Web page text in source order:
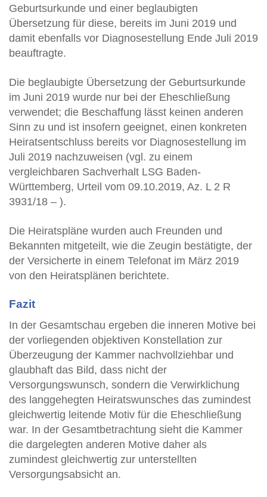
Geburtsurkunde und einer beglaubigten
Übersetzung für diese, bereits im Juni 2019 und
damit ebenfalls vor Diagnosestellung Ende Juli 2019
beauftragte.
Die beglaubigte Übersetzung der Geburtsurkunde
im Juni 2019 wurde nur bei der Eheschließung
verwendet; die Beschaffung lässt keinen anderen
Sinn zu und ist insofern geeignet, einen konkreten
Heiratsentschluss bereits vor Diagnosestellung im
Juli 2019 nachzuweisen (vgl. zu einem
vergleichbaren Sachverhalt LSG Baden-
Württemberg, Urteil vom 09.10.2019, Az. L 2 R
3931/18 – ).
Die Heiratspläne wurden auch Freunden und
Bekannten mitgeteilt, wie die Zeugin bestätigte, der
der Versicherte in einem Telefonat im März 2019
von den Heiratsplänen berichtete.
Fazit
In der Gesamtschau ergeben die inneren Motive bei
der vorliegenden objektiven Konstellation zur
Überzeugung der Kammer nachvollziehbar und
glaubhaft das Bild, dass nicht der
Versorgungswunsch, sondern die Verwirklichung
des langgehegten Heiratswunsches das zumindest
gleichwertig leitende Motiv für die Eheschließung
war. In der Gesamtbetrachtung sieht die Kammer
die dargelegten anderen Motive daher als
zumindest gleichwertig zur unterstellten
Versorgungsabsicht an.